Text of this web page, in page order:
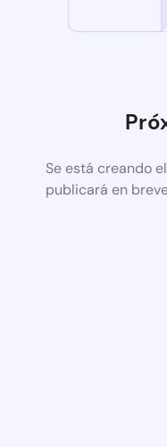
Se está creando
publicará en